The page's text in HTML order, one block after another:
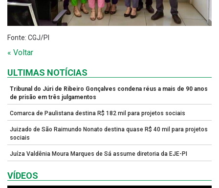
Fonte: CGJ/PI
« Voltar
ULTIMAS NOTÍCIAS
Tribunal do Júri de Ribeiro Gonçalves condena réus a mais de 90 anos
de prisão em três julgamentos
Comarca de Paulistana destina R$ 182 mil para projetos sociais
Juizado de São Raimundo Nonato destina quase R$ 40 mil para projetos
sociais
Juíza Valdênia Moura Marques de Sá assume diretoria da EJE-PI
VÍDEOS